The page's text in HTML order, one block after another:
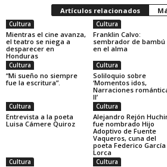
Artículos relacionados
Cultura
Mientras el cine avanza,
el teatro se niega a
desparecer en
Honduras
Cultura
Franklin Calvo:
sembrador de bambú
en el alma
Cultura
“Mi sueño no siempre
fue la escritura”.
Cultura
Soliloquio sobre
‘Momentos idos,
Narraciones
II’
Cultura
Entrevista a la poeta
Luisa Cámere Quiroz
Cultura
Alejandro Rejón
fue nombrado Hijo
Adoptivo de Fuente
Vaqueros, cuna del
poeta Federico García
Lorca
Cultura Cultura